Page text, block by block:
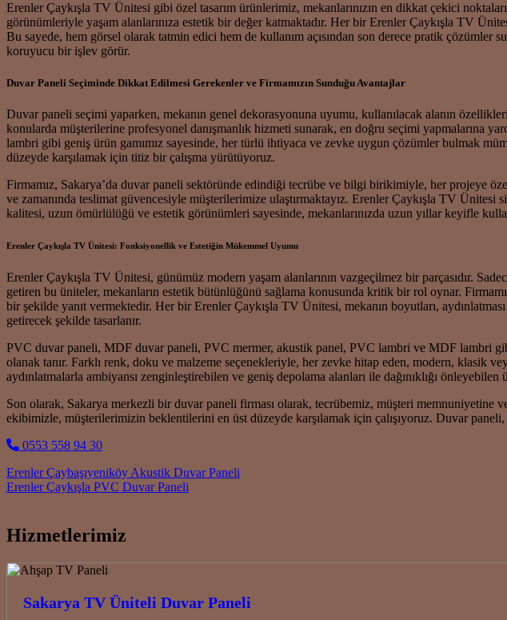
Erenler Çaykışla TV Ünitesi gibi özel tasarım ürünlerimiz, mekanlarınızın en dikkat çekici
görünümleriyle yaşam alanlarınıza estetik bir değer katmaktadır. Her bir Erenler Çaykışla TV
Bu sayede, hem görsel olarak tatmin edici hem de kullanım açısından son derece pratik
koruyucu bir işlev görür.
Duvar Paneli Seçiminde Dikkat Edilmesi Gerekenler ve Firmamızın Sunduğu Avantajlar
Duvar paneli seçimi yaparken, mekanın genel dekorasyonuna uyumu, kullanılacak alanın
konularda müşterilerine profesyonel danışmanlık hizmeti sunarak, en doğru seçimi yapmalarına
lambri gibi geniş ürün gamımız sayesinde, her türlü ihtiyaca ve zevke uygun çözümler bulmak
düzeyde karşılamak için titiz bir çalışma yürütüyoruz.
Firmamız, Sakarya’da duvar paneli sektöründe edindiği tecrübe ve bilgi birikimiyle, her projeye
ve zamanında teslimat güvencesiyle müşterilerimize ulaştırmaktayız. Erenler Çaykışla TV Ünitesi
kalitesi, uzun ömürlülüğü ve estetik görünümleri sayesinde, mekanlarınızda uzun yıllar keyifle
Erenler Çaykışla TV Ünitesi: Fonksiyonellik ve Estetiğin Mükemmel Uyumu
Erenler Çaykışla TV Ünitesi, günümüz modern yaşam alanlarının vazgeçilmez bir parçasıdır.
getiren bu üniteler, mekanların estetik bütünlüğünü sağlama konusunda kritik bir rol oynar.
bir şekilde yanıt vermektedir. Her bir Erenler Çaykışla TV Ünitesi, mekanın boyutları,
getirecek şekilde tasarlanır.
PVC duvar paneli, MDF duvar paneli, PVC mermer, akustik panel, PVC lambri ve MDF lambri
olanak tanır. Farklı renk, doku ve malzeme seçenekleriyle, her zevke hitap eden, modern,
aydınlatmalarla ambiyansı zenginleştirebilen ve geniş depolama alanları ile dağınıklığı
Son olarak, Sakarya merkezli bir duvar paneli firması olarak, tecrübemiz, müşteri
ekibimizle, müşterilerimizin beklentilerini en üst düzeyde karşılamak için çalışıyoruz. Duvar
0553 558 94 30
Post navigation
Erenler Çaybaşıyeniköy Akustik Duvar Paneli
Erenler Çaykışla PVC Duvar Paneli
Hizmetlerimiz
Sakarya TV Üniteli Duvar Paneli